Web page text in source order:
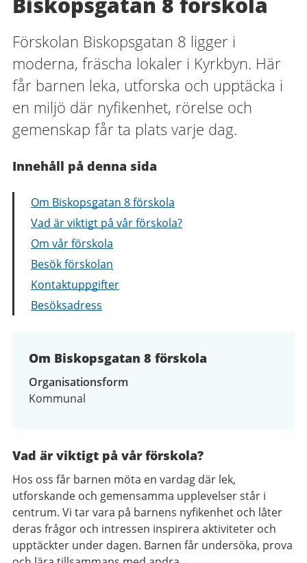
Förskolan Biskopsgatan 8 ligger i
moderna, fräscha lokaler i Kyrkbyn. Här
får barnen leka, utforska och upptäcka i
en miljö där nyfikenhet, rörelse och
gemenskap får ta plats varje dag.
Innehåll på denna sida
Om Biskopsgatan 8 förskola
Vad är viktigt på vår förskola?
Om vår förskola
Besök förskolan
Kontaktuppgifter
Besöksadress
Om Biskopsgatan 8 förskola
Organisationsform
Kommunal
Vad är viktigt på vår förskola?
Hos oss får barnen möta en vardag där lek,
utforskande och gemensamma upplevelser står i
centrum. Vi tar vara på barnens nyfikenhet och låter
deras frågor och intressen inspirera aktiviteter och
upptäckter under dagen. Barnen får undersöka, prova